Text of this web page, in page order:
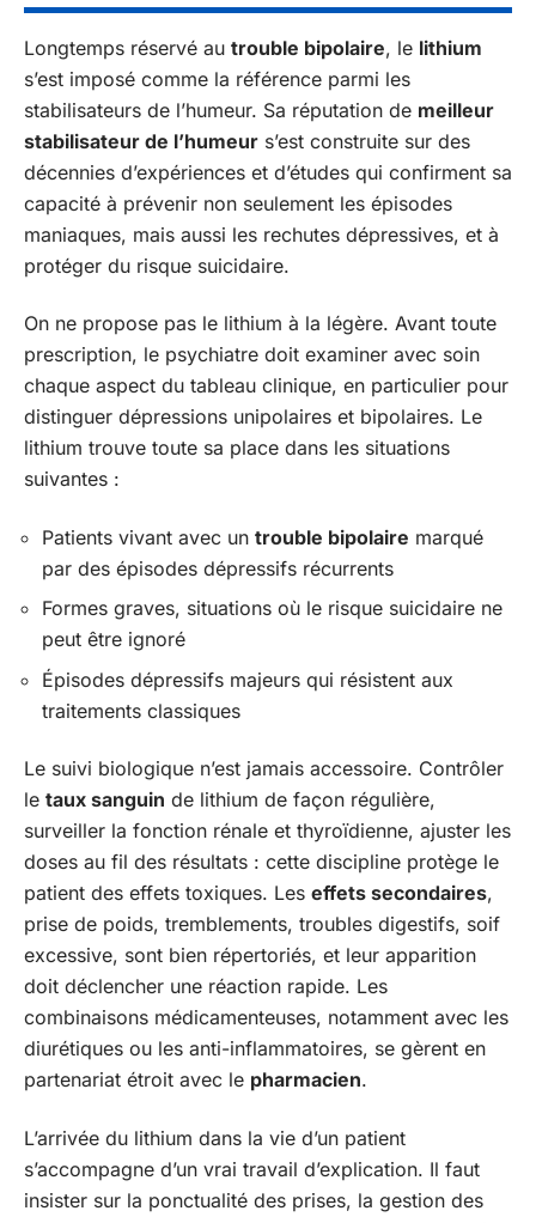
Longtemps réservé au trouble bipolaire, le lithium
s’est imposé comme la référence parmi les
stabilisateurs de l’humeur. Sa réputation de meilleur
stabilisateur de l’humeur s’est construite sur des
décennies d’expériences et d’études qui confirment sa
capacité à prévenir non seulement les épisodes
maniaques, mais aussi les rechutes dépressives, et à
protéger du risque suicidaire.
On ne propose pas le lithium à la légère. Avant toute
prescription, le psychiatre doit examiner avec soin
chaque aspect du tableau clinique, en particulier pour
distinguer dépressions unipolaires et bipolaires. Le
lithium trouve toute sa place dans les situations
suivantes :
Patients vivant avec un trouble bipolaire marqué
par des épisodes dépressifs récurrents
Formes graves, situations où le risque suicidaire ne
peut être ignoré
Épisodes dépressifs majeurs qui résistent aux
traitements classiques
Le suivi biologique n’est jamais accessoire. Contrôler
le taux sanguin de lithium de façon régulière,
surveiller la fonction rénale et thyroïdienne, ajuster les
doses au fil des résultats : cette discipline protège le
patient des effets toxiques. Les effets secondaires,
prise de poids, tremblements, troubles digestifs, soif
excessive, sont bien répertoriés, et leur apparition
doit déclencher une réaction rapide. Les
combinaisons médicamenteuses, notamment avec les
diurétiques ou les anti-inflammatoires, se gèrent en
partenariat étroit avec le pharmacien.
L’arrivée du lithium dans la vie d’un patient
s’accompagne d’un vrai travail d’explication. Il faut
insister sur la ponctualité des prises, la gestion des